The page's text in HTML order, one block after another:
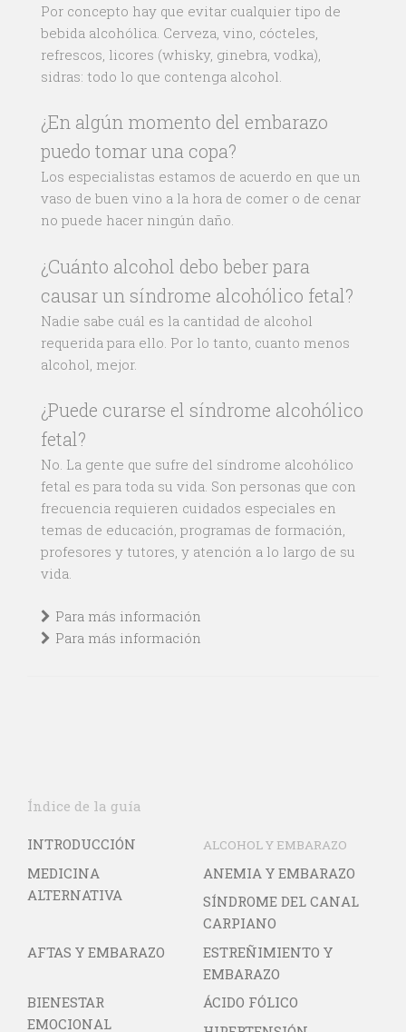
Por concepto hay que evitar cualquier tipo de
bebida alcohólica. Cerveza, vino, cócteles,
refrescos, licores (whisky, ginebra, vodka),
sidras: todo lo que contenga alcohol.
¿En algún momento del embarazo
puedo tomar una copa?
Los especialistas estamos de acuerdo en que un
vaso de buen vino a la hora de comer o de cenar
no puede hacer ningún daño.
¿Cuánto alcohol debo beber para
causar un síndrome alcohólico fetal?
Nadie sabe cuál es la cantidad de alcohol
requerida para ello. Por lo tanto, cuanto menos
alcohol, mejor.
¿Puede curarse el síndrome alcohólico
fetal?
No. La gente que sufre del síndrome alcohólico
fetal es para toda su vida. Son personas que con
frecuencia requieren cuidados especiales en
temas de educación, programas de formación,
profesores y tutores, y atención a lo largo de su
vida.
Para más información
Para más información
Índice de la guía
INTRODUCCIÓN ALCOHOL Y EMBARAZO
MEDICINA
ALTERNATIVA
ANEMIA Y EMBARAZO
SÍNDROME DEL CANAL
CARPIANO
AFTAS Y EMBARAZO
ESTREÑIMIENTO Y
EMBARAZO
BIENESTAR
EMOCIONAL
ÁCIDO FÓLICO